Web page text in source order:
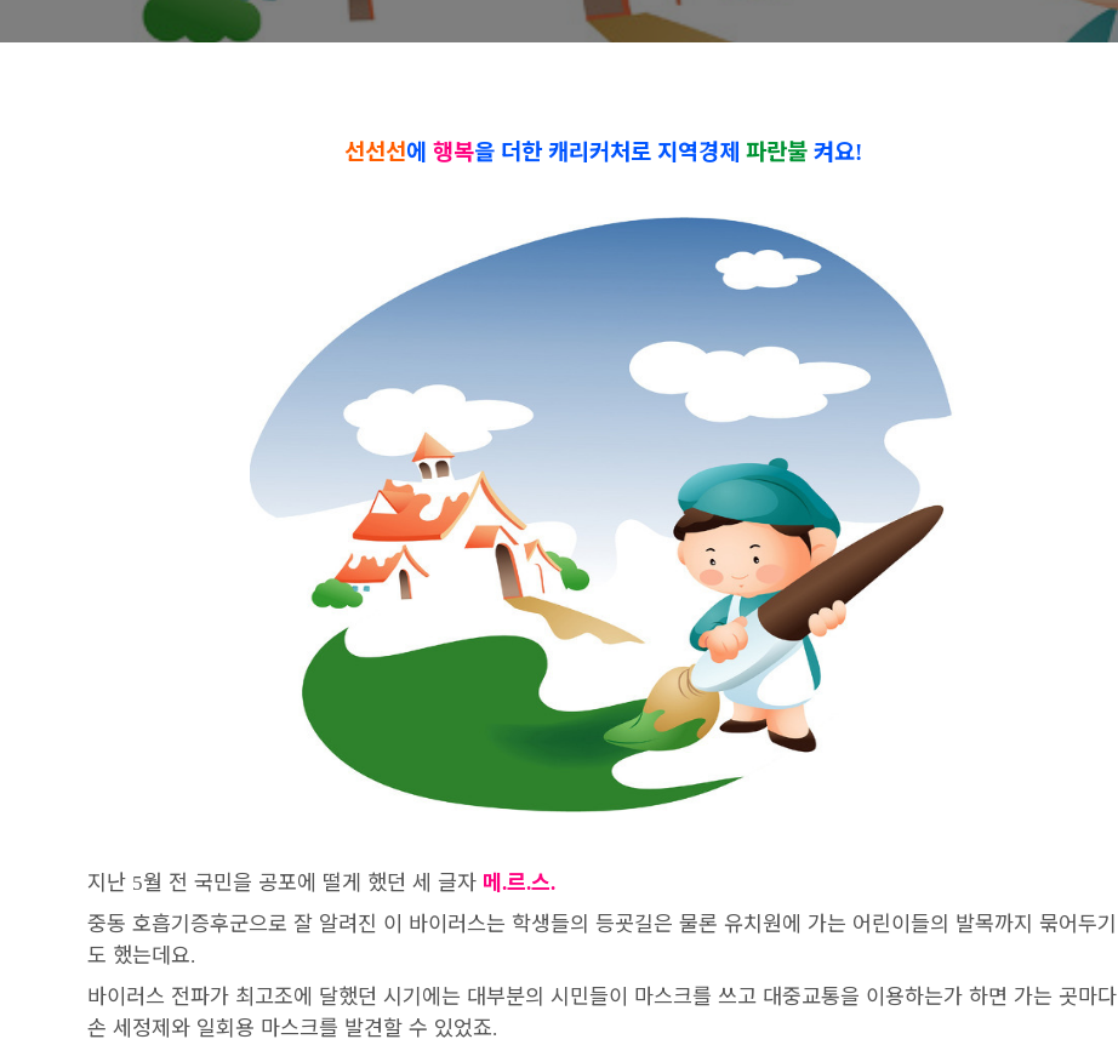
선선선에 행복을 더한 캐리커처로 지역경제 파란불켜요!
지난 5월 전 국민을 공포에 떨게 했던 세 글자 메.르.스.
중동 호흡기증후군으로 잘 알려진 이 바이러스는 학생들의 등굣길은 물론 유치원에 가는 어린이들의 발목까지 묶어두기
도 했는데요.
바이러스 전파가 최고조에 달했던 시기에는 대부분의 시민들이 마스크를 쓰고 대중교통을 이용하는가 하면 가는 곳마다
손 세정제와 일회용 마스크를 발견할 수 있었죠.